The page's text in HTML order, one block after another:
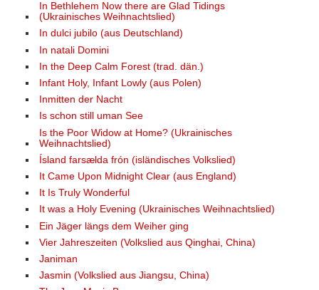
In Bethlehem Now there are Glad Tidings
(Ukrainisches Weihnachtslied)
In dulci jubilo (aus Deutschland)
In natali Domini
In the Deep Calm Forest (trad. dän.)
Infant Holy, Infant Lowly (aus Polen)
Inmitten der Nacht
Is schon still uman See
Is the Poor Widow at Home? (Ukrainisches
Weihnachtslied)
Ísland farsælda frón (isländisches Volkslied)
It Came Upon Midnight Clear (aus England)
It Is Truly Wonderful
It was a Holy Evening (Ukrainisches Weihnachtslied)
Ein Jäger längs dem Weiher ging
Vier Jahreszeiten (Volkslied aus Qinghai, China)
Janiman
Jasmin (Volkslied aus Jiangsu, China)